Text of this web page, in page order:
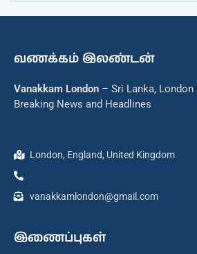
வணக்கம் இலண்டன்
Vanakkam London – Sri Lanka,
Breaking News and Headlines
London, England, United Kingdom
vanakkamlondon@gmail.com
இணைப்புகள்